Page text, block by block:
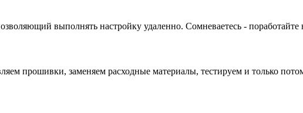
выполнять настройку удаленно. Сомневаетесь - поработайте
прошивки, заменяем расходные материалы, тестируем и только